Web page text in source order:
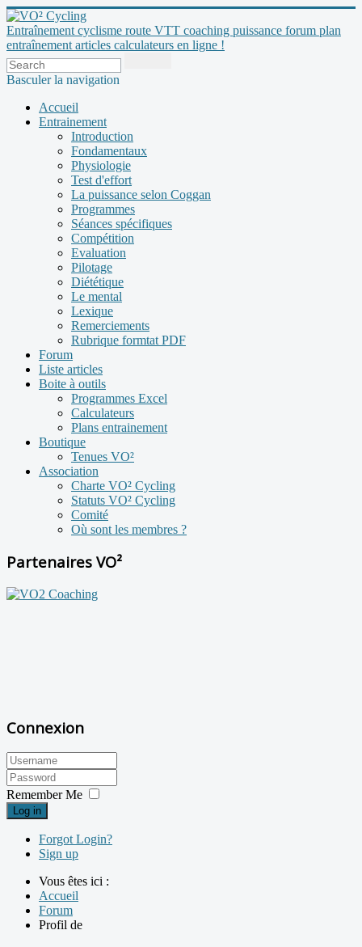
Entraînement cyclisme route VTT coaching puissance forum plan
entraînement articles calculateurs en ligne !
Basculer la navigation
Accueil
Entrainement
Introduction
Fondamentaux
Physiologie
Test d'effort
La puissance selon Coggan
Programmes
Séances spécifiques
Compétition
Evaluation
Pilotage
Diététique
Le mental
Lexique
Remerciements
Rubrique formtat PDF
Forum
Liste articles
Boite à outils
Programmes Excel
Calculateurs
Plans entrainement
Boutique
Tenues VO²
Association
Charte VO² Cycling
Statuts VO² Cycling
Comité
Où sont les membres ?
Partenaires VO²
Connexion
Remember Me
Log in
Forgot Login?
Sign up
Vous êtes ici :
Accueil
Forum
Profil de